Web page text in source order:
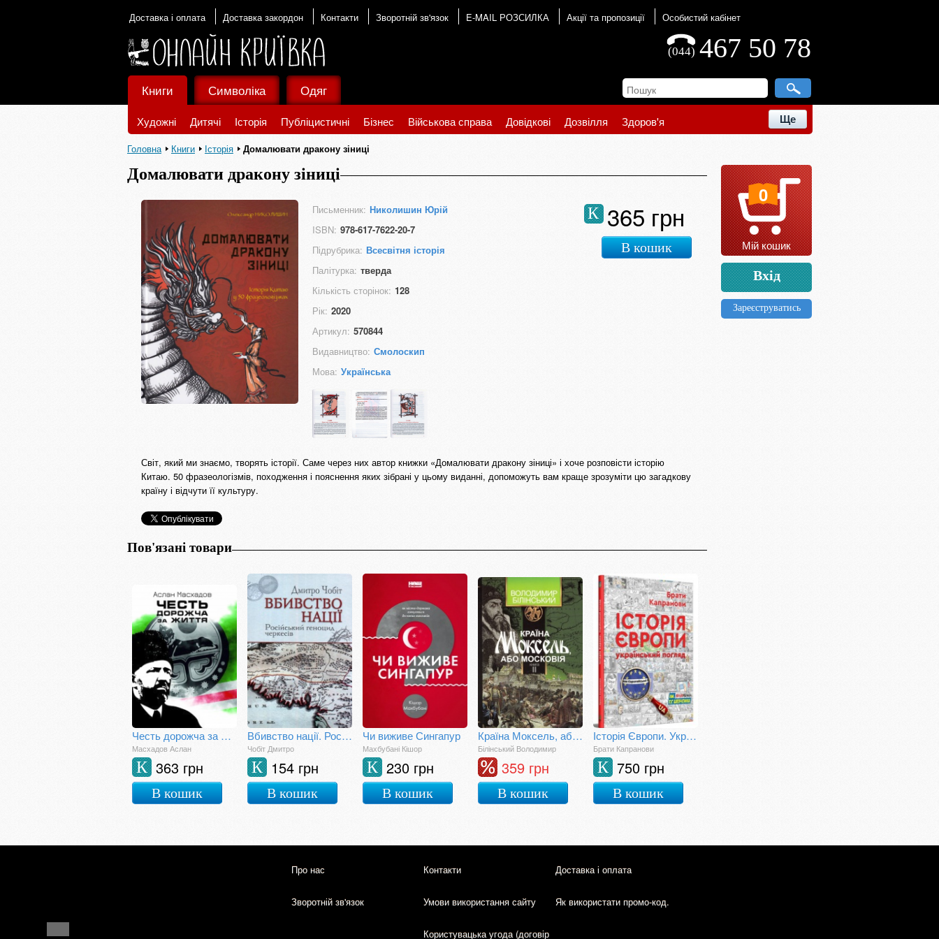
Доставка і оплата Доставка закордон Контакти Зворотній зв'язок E-MAIL РОЗСИЛКА Акції та пропозиції Особистий кабінет
467 50 78
(044)
Книги
Художні Дитячі Історія Публіцистичні Бізнес Військова справа Довідкові Дозвілля Здоров'я Ще
Символіка Одяг
Головна Книги Історія Домалювати дракону зіниці
Домалювати дракону зіниці
Письменник: Николишин Юрій
ISBN: 978-617-7622-20-7
Підрубрика: Всесвітня історія
Палітурка: тверда
Кількість сторінок: 128
Рік: 2020
Артикул: 570844
Видавництво: Смолоскип
Мова: Українська
365 грн
К
В кошик
Світ, який ми знаємо, творять історії. Саме через них автор книжки «Домалювати дракону зіниці» і хоче розповісти історію
Китаю. 50 фразеологізмів, походження і пояснення яких зібрані у цьому виданні, допоможуть вам краще зрозуміти цю загадкову
країну і відчути її культуру.
Пов'язані товари
Честь дорожча за життя
Масхадов Аслан
363 грн
К
В кошик
Вбивство нації. Російський геноцид черкесів
Чобіт Дмитро
154 грн
К
В кошик
Чи виживе Сингапур
Махбубані Кішор
230 грн
К
В кошик
Країна Моксель, або Московія. Книга друга
Білінський Володимир
359 грн
В кошик
Історія Європи. Український погляд
Брати Капранови
750 грн
К
В кошик
0
Мій кошик
Вхід
Зареєструватись
Про нас Контакти Доставка і оплата
Зворотній зв'язок Умови використання сайту Як використати промо-код.
Користувацька угода (договір